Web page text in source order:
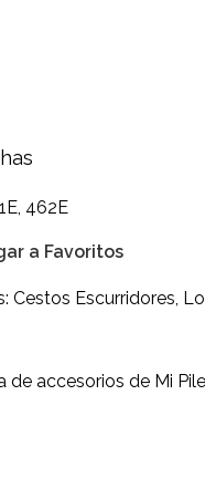
462E
a Favoritos
Cestos Escurridores,
accesorios de Mi